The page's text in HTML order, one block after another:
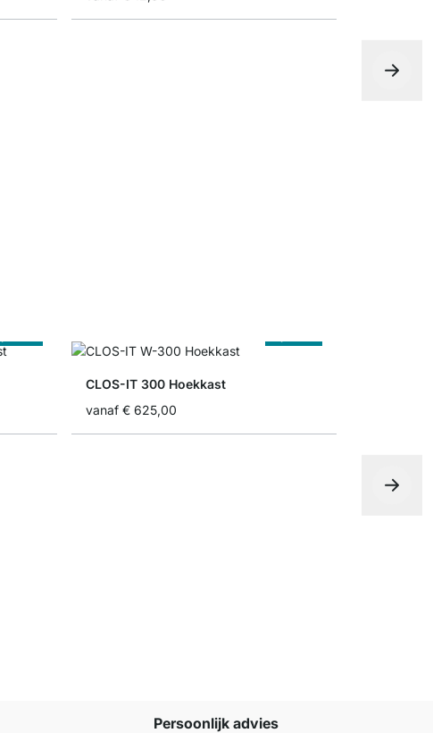
CLOS-IT 300 Hoekkast
vanaf € 625,00
Persoonlijk advies